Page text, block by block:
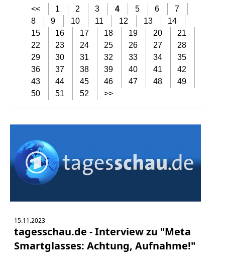
<< 1 2 3 4 5 6
7
8
9 10 11 12 13
14
15
16 17 18 19 20
21
22
23 24 25 26 27
28
29
30 31 32 33 34
35
36
37 38 39 40 41
42
43
44 45 46 47 48
49
50
51 52 >>
15.11.2023
tagesschau.de - Interview zu "Meta
Smartglasses: Achtung, Aufnahme!"
Veröffentlichungen
TV
Radio
print & online
Bücher
Kontakt
Datenschutz
AGB
Abmahnung
Aktuelle